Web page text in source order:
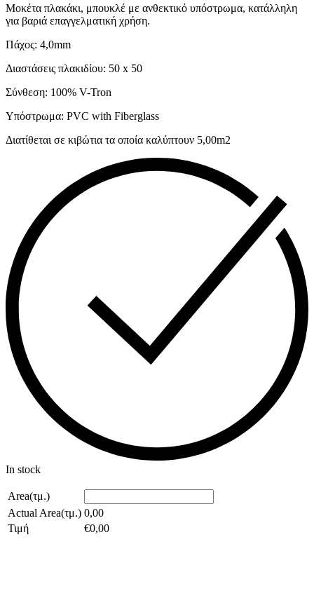
Μοκέτα πλακάκι, μπουκλέ με ανθεκτικό υπόστρωμα, κατάλληλη
για βαριά επαγγελματική χρήση.
Πάχος: 4,0mm
Διαστάσεις πλακιδίου: 50 x 50
Σύνθεση: 100% V-Tron
Υπόστρωμα: PVC with Fiberglass
Διατίθεται σε κιβώτια τα οποία καλύπτουν 5,00m2
In stock
Area(τμ.)
Actual Area(τμ.) 0,00
Τιμή
€0,00